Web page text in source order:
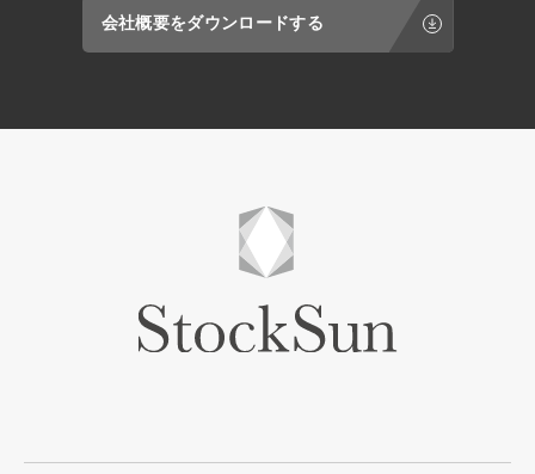
会社概要をダウンロードする